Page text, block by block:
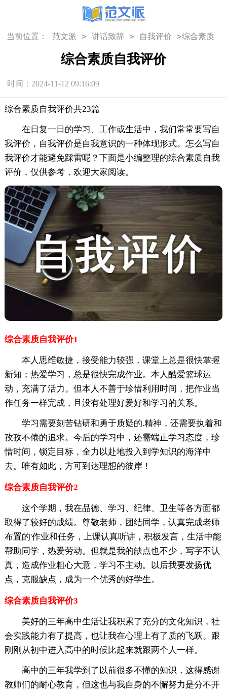
当前位置： 范文派 > 讲话致辞 > 自我评价 >综合素质
综合素质自我评价
时间：2024-11-12 09:16:09
综合素质自我评价共23篇
在日复一日的学习、工作或生活中，我们常常要写自
我评价，自我评价是自我意识的一种体现形式。怎么写自
我评价才能避免踩雷呢？下面是小编整理的综合素质自我
评价，仅供参考，欢迎大家阅读。
综合素质自我评价1
本人思维敏捷，接受能力较强，课堂上总是很快掌握
新知；热爱学习，总是很快完成作业。本人酷爱篮球运
动，充满了活力。但本人不善于珍惜利用时间，把作业当
作任务一样完成，且没有处理好爱好和学习的关系。
学习需要刻苦钻研和勇于质疑的.精神，还需要执着和
孜孜不倦的追求。今后的学习中，还需端正学习态度，珍
惜时间，锁定目标，全力以赴地投入到学知识的海洋中
去。唯有如此，方可到达理想的彼岸！
综合素质自我评价2
这个学期，我在品德、学习、纪律、卫生等各方面都
取得了较好的成绩。尊敬老师，团结同学，认真完成老师
布置的'作业和任务，上课认真听讲，积极发言，生活中能
帮助同学，热爱劳动。但就是我的缺点也不少，写字不认
真，造成作业粗心大意，学习不主动。以后我要发扬优
点，克服缺点，成为一个优秀的好学生。
综合素质自我评价3
美好的三年高中生活让我积累了充分的文化知识，社
会实践能力有了提高，也让我在心理上有了质的飞跃。跟
刚刚从初中进入高中的时候比起来就跟两个人一样。
高中的三年我学到了以前很多不懂的知识，这得感谢
教师们的耐心教育，但这也与我自身的不懈努力是分不开